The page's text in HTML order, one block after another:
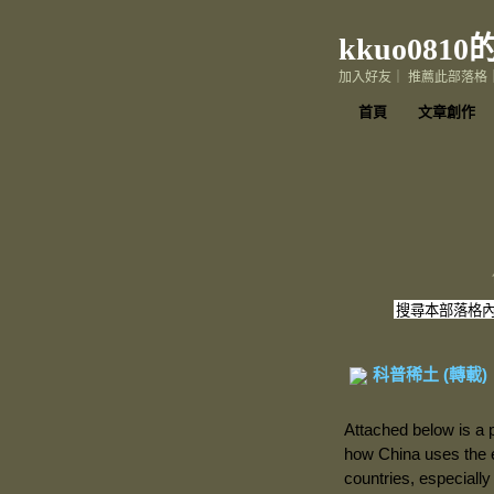
kkuo0810
首頁 文章創作
加入好友 推薦此部落格
科普稀土 (轉載)
Attached below is a
how China uses the
countries, especially